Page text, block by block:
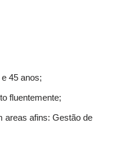
45 anos;
fluentemente;
areas afins: Gestão de